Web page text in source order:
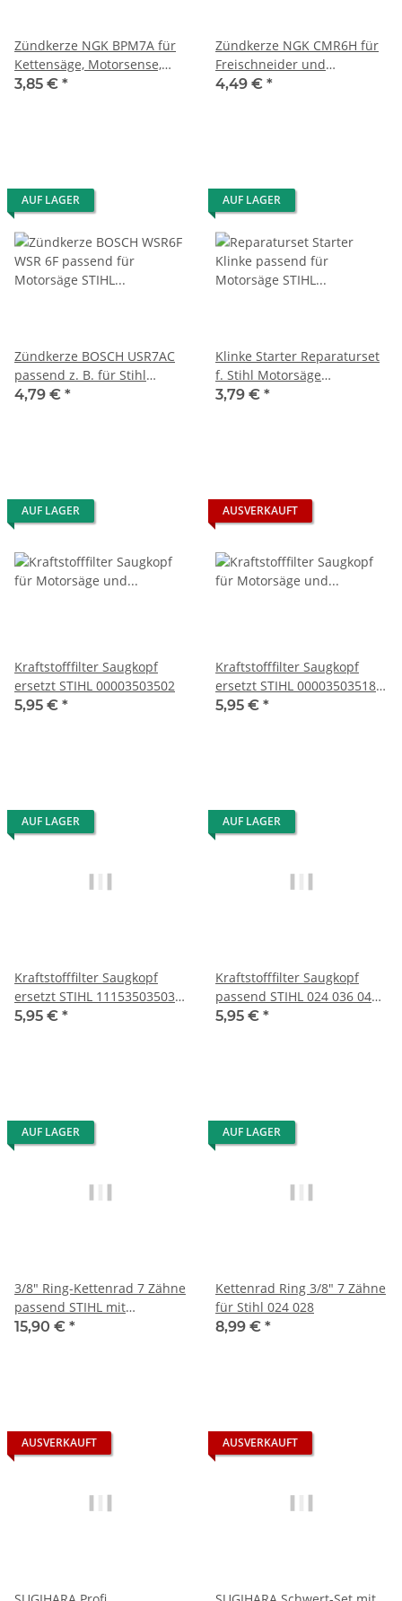
Zündkerze NGK BPM7A für
Kettensäge, Motorsense,
Heckenschere
3,85 € *
Zündkerze NGK CMR6H für
Freischneider und
Motorsense
4,49 € *
AUF LAGER
Zündkerze BOSCH USR7AC
passend z. B. für Stihl
Motorsense Freischneider
4,79 € *
AUF LAGER
Klinke Starter Reparaturset
f. Stihl Motorsäge
Kettensäge
3,79 € *
AUF LAGER
Kraftstofffilter Saugkopf
ersetzt STIHL 00003503502
5,95 € *
AUSVERKAUFT
Kraftstofffilter Saugkopf
ersetzt STIHL 00003503518
0000 350 3518
5,95 € *
AUF LAGER
Kraftstofffilter Saugkopf
ersetzt STIHL 11153503503
1115 350 3503
5,95 € *
AUF LAGER
Kraftstofffilter Saugkopf
passend STIHL 024 036 044
066 MS240
5,95 € *
AUF LAGER
3/8" Ring-Kettenrad 7 Zähne
passend STIHL mit
Nadellager
15,90 € *
AUF LAGER
Kettenrad Ring 3/8" 7 Zähne
für Stihl 024 028
8,99 € *
AUSVERKAUFT AUSVERKAUFT